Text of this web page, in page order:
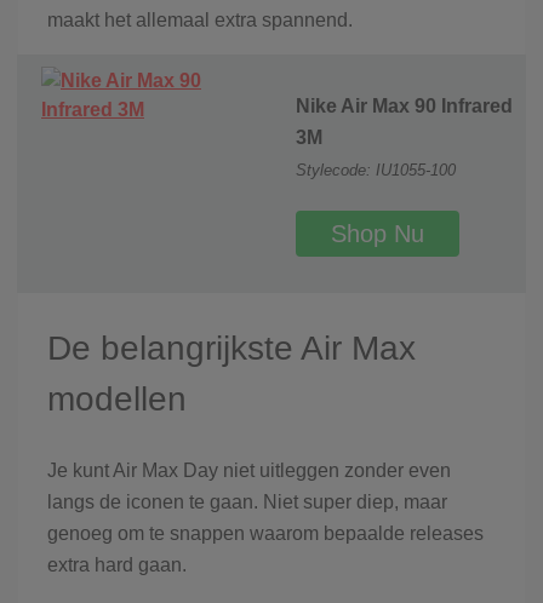
maakt het allemaal extra spannend.
Nike Air Max 90 Infrared
3M
Stylecode: IU1055-100
Shop Nu
De belangrijkste Air Max
modellen
Je kunt Air Max Day niet uitleggen zonder even
langs de iconen te gaan. Niet super diep, maar
genoeg om te snappen waarom bepaalde releases
extra hard gaan.